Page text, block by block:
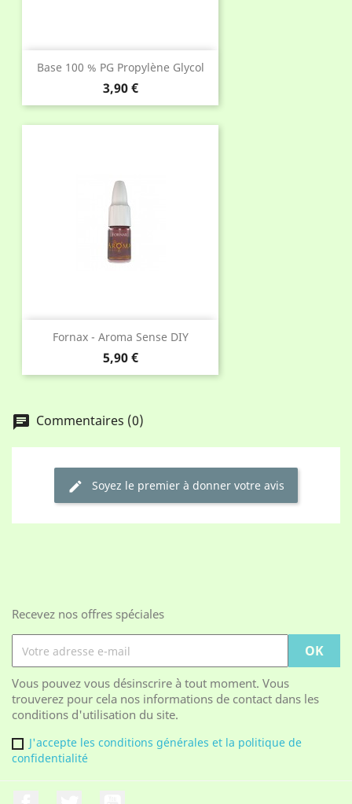
Base 100 % PG Propylène Glycol
Prix
3,90 €
Fornax - Aroma Sense DIY
Prix
5,90 €
chat Commentaires (0)
edit Soyez le premier à donner votre avis
Recevez nos offres spéciales
Vous pouvez vous désinscrire à tout moment. Vous
trouverez pour cela nos informations de contact dans les
conditions d'utilisation du site.
J'accepte les conditions générales et la politique de
confidentialité